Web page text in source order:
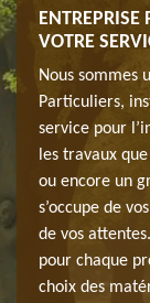
ENTREPRISE
VOTRE
Nous sommes
Particuliers,
service pour
les travaux
ou encore un
s’occupe de
de vos
pour chaque
choix des